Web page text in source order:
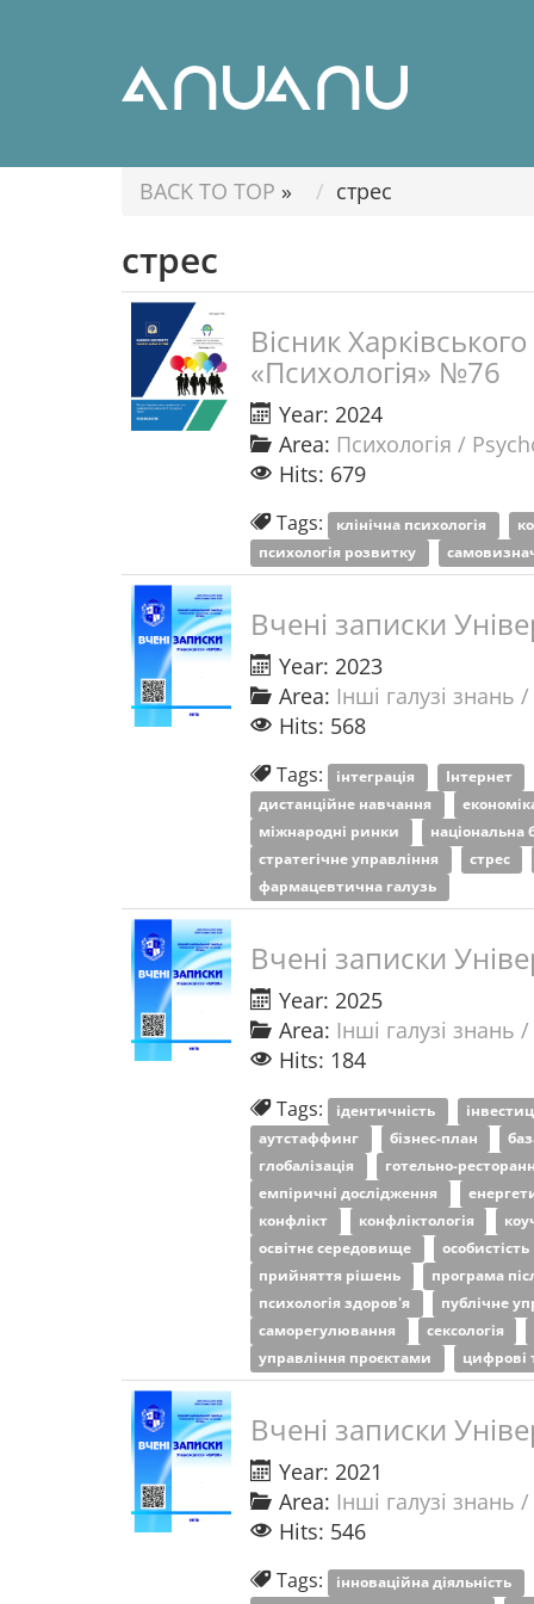
BACK TO TOP » стрес
стрес
Вісник
«Психологія» №76
Year: 2024
Area: Психологія /
Hits: 679
Tags: клінічна психологія
психологія розвитку
Вчені записки
Year: 2023
Area: Інші галузі
Hits: 568
Tags: інтеграція
Інтернет
дистанційне навчання
міжнародні ринки
національна
стратегічне управління
стрес
фармацевтична галузь
Вчені записки
Year: 2025
Area: Інші галузі
Hits: 184
Tags: ідентичність
аутстаффинг
бізнес-план
глобалізація
готельно-
емпіричні дослідження
конфлікт
конфліктологія
освітнє середовище
особистість
прийняття рішень
програма
психологія здоров'я
публічне
саморегулювання
сексологія
управління проєктами
цифрові
Вчені записки
Year: 2021
Area: Інші галузі
Hits: 546
Tags: інноваційна діяльність